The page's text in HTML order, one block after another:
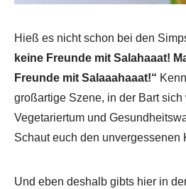
Hieß es nicht schon bei den
keine Freunde mit Salahaaat!
Freunde mit Salaaahaaat!“
großartige Szene, in der Bart
Vegetariertum und
Schaut euch den unvergessenen
Und eben deshalb gibts hier in